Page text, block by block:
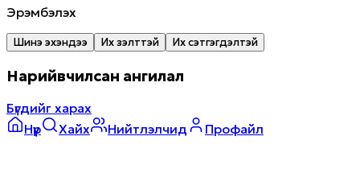
Эрэмбэлэх
Шинэ эхэндээ Их үзэлттэй Их сэтгэгдэлтэй
Нарийвчилсан ангилал
Бүгдийг харах
Нүүр
Хайх Нийтлэлчид Профайл